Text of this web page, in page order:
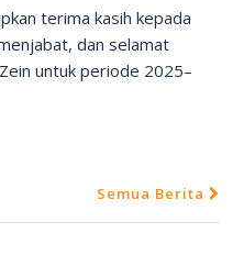
terima kasih kepada
dan selamat
untuk periode 2025–
Semua Berita